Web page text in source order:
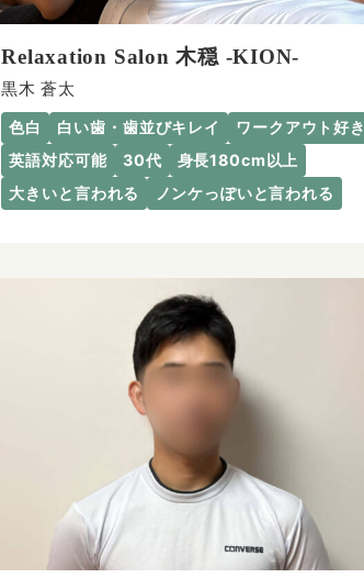
Relaxation Salon 木穏 -KION-
黒木 蒼太
色白 白い歯・歯並びキレイ
ワークアウト好き
英語対応可能
30代
身長180cm以上
大きいと言われる
ノンケっぽいと言われる